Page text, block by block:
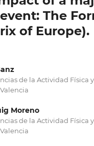
The
of Europe).
de la Actividad Física
Moreno
de la Actividad Física